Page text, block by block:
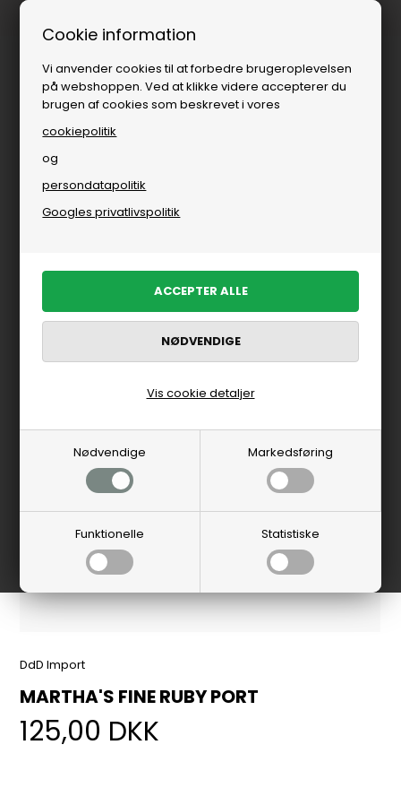
Cookie information
Vi anvender cookies til at forbedre brugeroplevelsen
på webshoppen. Ved at klikke videre accepterer du
brugen af cookies som beskrevet i vores
cookiepolitik
og
persondatapolitik
Googles privatlivspolitik
Nødvendige Markedsføring
Funktionelle Statistiske
Vis cookie detaljer
DdD Import
MARTHA'S FINE RUBY PORT
125,00 DKK